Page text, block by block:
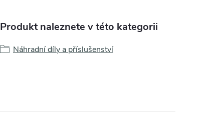
Produkt naleznete v této kategorii
Náhradní díly a příslušenství